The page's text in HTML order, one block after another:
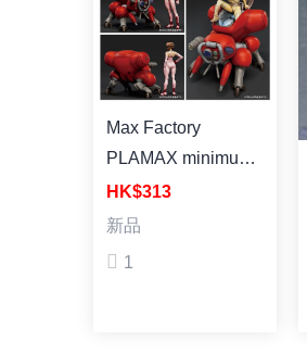
Max Factory
PLAMAX minimum
factory MF-94《攻
殼機動隊》 草薙素
子 with 攻殼車 拼裝
HK$313
新品
1